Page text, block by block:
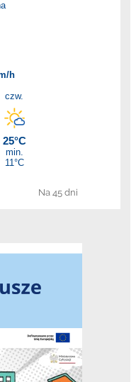
Na 45 dni